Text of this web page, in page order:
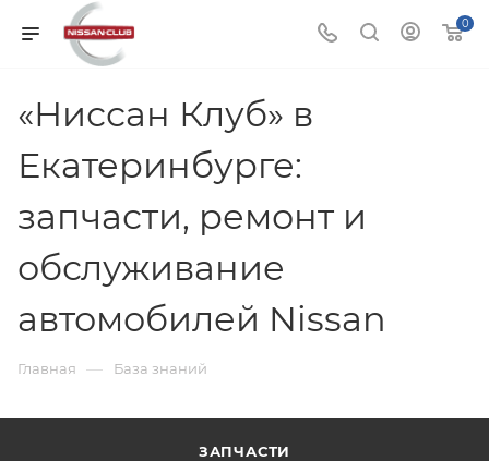
0
«Ниссан Клуб» в
Екатеринбурге:
запчасти, ремонт и
обслуживание
автомобилей Nissan
Главная — База знаний
ЗАПЧАСТИ